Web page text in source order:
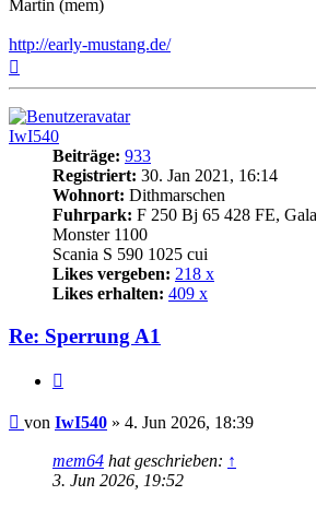
Martin (mem)
http://early-mustang.de/
IwI540
Beiträge: 933
Registriert: 30. Jan 2021, 16:14
Wohnort: Dithmarschen
Fuhrpark: F 250 Bj 65 428 FE,
Monster 1100
Scania S 590 1025 cui
Likes vergeben: 218 x
Likes erhalten: 409 x
Re: Sperrung A1
Beitrag
von IwI540 » 4. Jun 2026, 18:39
mem64 hat geschrieben: ↑
3. Jun 2026, 19:52